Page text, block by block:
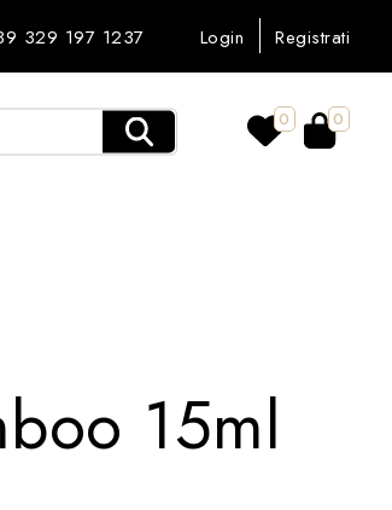
329 197 1237 Login Registrati
0 0
15ml